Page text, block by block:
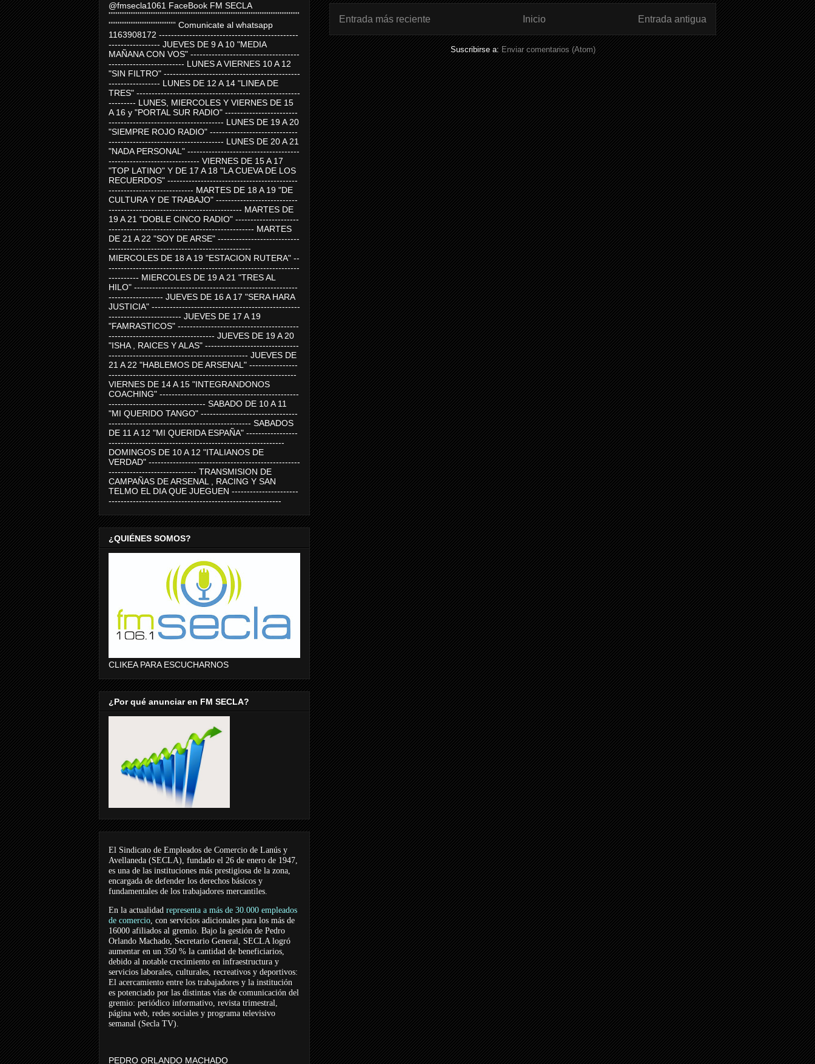
Entrada más reciente Entrada antigua
Inicio
Suscribirse a: Enviar comentarios (Atom)
@fmsecla1061 FaceBook FM SECLA
'''''''''''''''''''''''''''''''''''''''''''''''''''''''''''''''''''''''''''''''''''''''''''''''''''''''''
''''''''''''''''''''''''''''''''''''' Comunicate al whatsapp
1163908172 ----------------------------------------------
----------------- JUEVES DE 9 A 10 "MEDIA
MAÑANA CON VOS" ------------------------------------
------------------------- LUNES A VIERNES 10 A 12
"SIN FILTRO" ---------------------------------------------
----------------- LUNES DE 12 A 14 "LINEA DE
TRES" ------------------------------------------------------
--------- LUNES, MIERCOLES Y VIERNES DE 15
A 16 y "PORTAL SUR RADIO" ------------------------
-------------------------------------- LUNES DE 19 A 20
"SIEMPRE ROJO RADIO" -----------------------------
-------------------------------------- LUNES DE 20 A 21
"NADA PERSONAL" -------------------------------------
------------------------------ VIERNES DE 15 A 17
"TOP LATINO" Y DE 17 A 18 "LA CUEVA DE LOS
RECUERDOS" -------------------------------------------
---------------------------- MARTES DE 18 A 19 "DE
CULTURA Y DE TRABAJO" ---------------------------
-------------------------------------------- MARTES DE
19 A 21 "DOBLE CINCO RADIO" ---------------------
------------------------------------------------ MARTES
DE 21 A 22 "SOY DE ARSE" ---------------------------
-----------------------------------------------
MIERCOLES DE 18 A 19 "ESTACION RUTERA" --
---------------------------------------------------------------
---------- MIERCOLES DE 19 A 21 "TRES AL
HILO" ------------------------------------------------------
------------------ JUEVES DE 16 A 17 "SERA HARA
JUSTICIA" -------------------------------------------------
------------------------ JUEVES DE 17 A 19
"FAMRASTICOS" ----------------------------------------
----------------------------------- JUEVES DE 19 A 20
"ISHA , RAICES Y ALAS" -------------------------------
---------------------------------------------- JUEVES DE
21 A 22 "HABLEMOS DE ARSENAL" ----------------
--------------------------------------------------------------
VIERNES DE 14 A 15 "INTEGRANDONOS
COACHING" ----------------------------------------------
-------------------------------- SABADO DE 10 A 11
"MI QUERIDO TANGO" --------------------------------
----------------------------------------------- SABADOS
DE 11 A 12 "MI QUERIDA ESPAÑA" -----------------
----------------------------------------------------------
DOMINGOS DE 10 A 12 "ITALIANOS DE
VERDAD" --------------------------------------------------
----------------------------- TRANSMISION DE
CAMPAÑAS DE ARSENAL , RACING Y SAN
TELMO EL DIA QUE JUEGUEN ----------------------
---------------------------------------------------------
¿QUIÉNES SOMOS?
CLIKEA PARA ESCUCHARNOS
¿Por qué anunciar en FM SECLA?
El Sindicato de Empleados de Comercio de Lanús y
Avellaneda (SECLA), fundado el 26 de enero de 1947,
es una de las instituciones más prestigiosa de la zona,
encargada de defender los derechos básicos y
fundamentales de los trabajadores mercantiles.
En la actualidad representa a más de 30.000 empleados
de comercio, con servicios adicionales para los más de
16000 afiliados al gremio. Bajo la gestión de Pedro
Orlando Machado, Secretario General, SECLA logró
aumentar en un 350 % la cantidad de beneficiarios,
debido al notable crecimiento en infraestructura y
servicios laborales, culturales, recreativos y deportivos:
El acercamiento entre los trabajadores y la institución
es potenciado por las distintas vías de comunicación del
gremio: periódico informativo, revista trimestral,
página web, redes sociales y programa televisivo
semanal (Secla TV).
PEDRO ORLANDO MACHADO